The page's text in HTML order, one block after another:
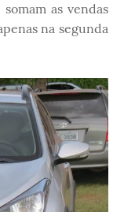
as vendas
na segunda